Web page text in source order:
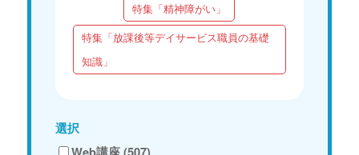
特集「精神障がい」
特集「放課後等デイサービス職員の基礎
知識」
選択